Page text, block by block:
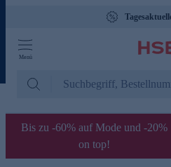
Menü
Bis zu -60% auf Mode und -20%
on top!